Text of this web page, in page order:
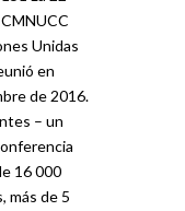
Unidas
en
de 2016.
– un
16 000
más de 5